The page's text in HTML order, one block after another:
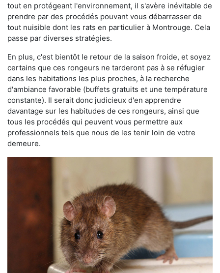
tout en protégeant l'environnement, il s'avère inévitable de
prendre par des procédés pouvant vous débarrasser de
tout nuisible dont les rats en particulier à Montrouge. Cela
passe par diverses stratégies.
En plus, c'est bientôt le retour de la saison froide, et soyez
certains que ces rongeurs ne tarderont pas à se réfugier
dans les habitations les plus proches, à la recherche
d'ambiance favorable (buffets gratuits et une température
constante). Il serait donc judicieux d'en apprendre
davantage sur les habitudes de ces rongeurs, ainsi que
tous les procédés qui peuvent vous permettre aux
professionnels tels que nous de les tenir loin de votre
demeure.